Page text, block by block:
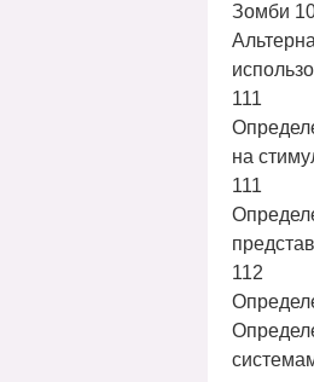
Зомби
111
на
111
112